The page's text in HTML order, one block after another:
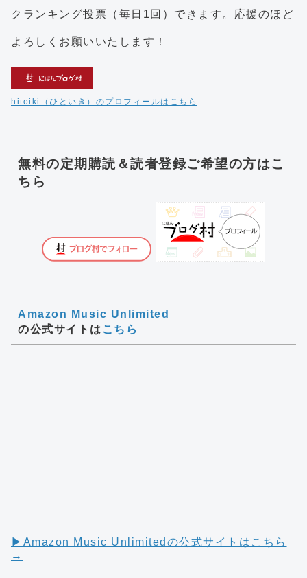
クランキング投票（毎日1回）できます。応援のほど
よろしくお願いいたします！
hitoiki（ひといき）のプロフィールはこちら
無料の定期購読＆読者登録ご希望の方はこ
ちら
Amazon Music Unlimited
の公式サイトは こちら
▶︎Amazon Music Unlimitedの公式サイトはこちら
→